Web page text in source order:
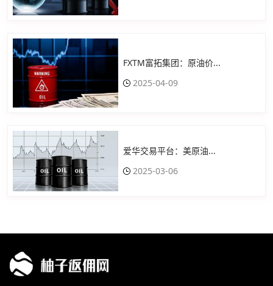
FXTM富拓集团：原油价...
2025-04-09
爱华交易平台：美原油...
2025-03-06